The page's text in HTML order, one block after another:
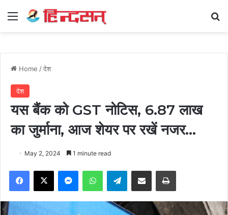
Menu
Home /देश
देश
यस बैंक को GST नोटिस, 6.87 लाख
का जुर्माना, आज शेयर पर रखें नजर…
May 2, 2024 1 minute read
Facebook
X MessengerWhatsAppTelegramShare via Email Print